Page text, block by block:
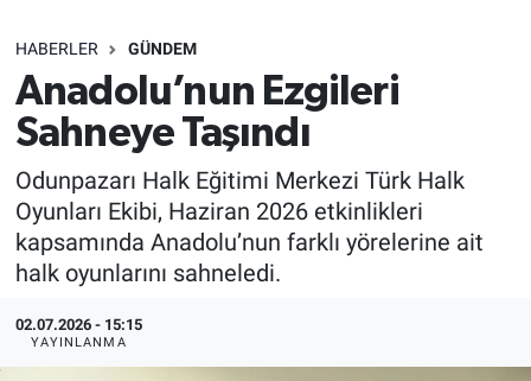
HABERLER GÜNDEM
Anadolu’nun Ezgileri
Sahneye Taşındı
Odunpazarı Halk Eğitimi Merkezi Türk Halk
Oyunları Ekibi, Haziran 2026 etkinlikleri
kapsamında Anadolu’nun farklı yörelerine ait
halk oyunlarını sahneledi.
02.07.2026 - 15:15
YAYINLANMA
Gündem
Türkiye
Dünya
Sağlık
Alış-Veriş/İş dünyası
Eskişehirspor Arşivi
Eskişehir Arşivi
Röportaj
Ekonomi
Kültür Sanat
Politika
Süper Lig Puan Durumu ve Fikstür
Tüm Manşetler
Son Dakika Haberleri
Haber Arşivi